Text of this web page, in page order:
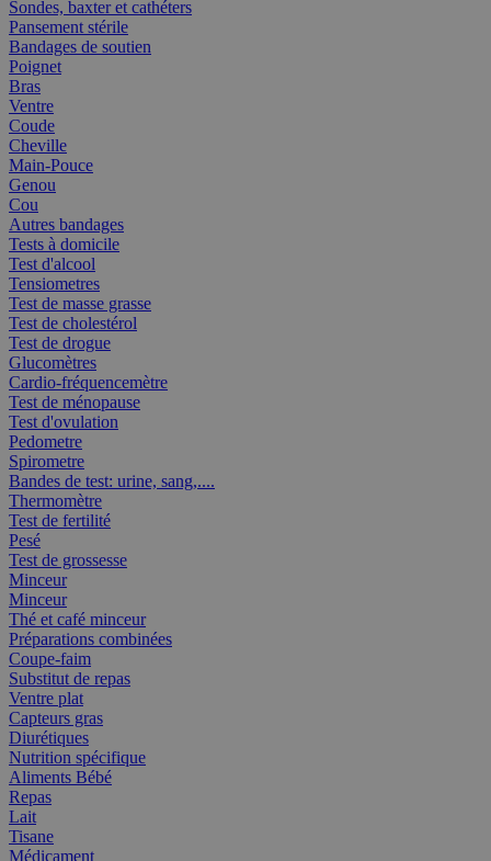
Sondes, baxter et cathéters
Pansement stérile
Bandages de soutien
Poignet
Bras
Ventre
Coude
Cheville
Main-Pouce
Genou
Cou
Autres bandages
Tests à domicile
Test d'alcool
Tensiometres
Test de masse grasse
Test de cholestérol
Test de drogue
Glucomètres
Cardio-fréquencemètre
Test de ménopause
Test d'ovulation
Pedometre
Spirometre
Bandes de test: urine, sang,....
Thermomètre
Test de fertilité
Pesé
Test de grossesse
Minceur
Minceur
Thé et café minceur
Préparations combinées
Coupe-faim
Substitut de repas
Ventre plat
Capteurs gras
Diurétiques
Nutrition spécifique
Aliments Bébé
Repas
Lait
Tisane
Médicament